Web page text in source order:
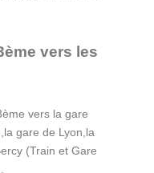
vers les
vers la gare
gare de Lyon,la
(Train et Gare